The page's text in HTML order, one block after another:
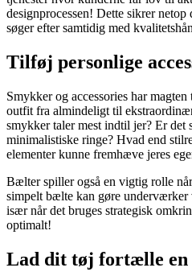
designprocessen! Dette sikrer
søger efter samtidig med
Tilføj personlige
Smykker og accessories har
outfit fra almindeligt til
smykker taler mest indtil jer? Er det
minimalistiske ringe? Hvad end
elementer kunne fremhæve jeres
Bælter spiller også en vigtig rolle
simpelt bælte kan gøre underværker
især når det bruges strategisk
optimalt!
Lad dit tøj fortælle en